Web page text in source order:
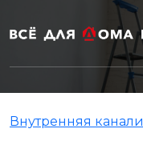
Внутренняя